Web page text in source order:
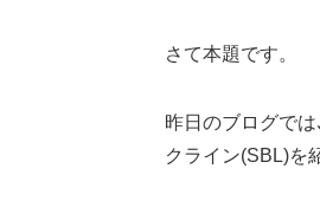
さて本題です。
昨日のブログで
クライン(SBL)を